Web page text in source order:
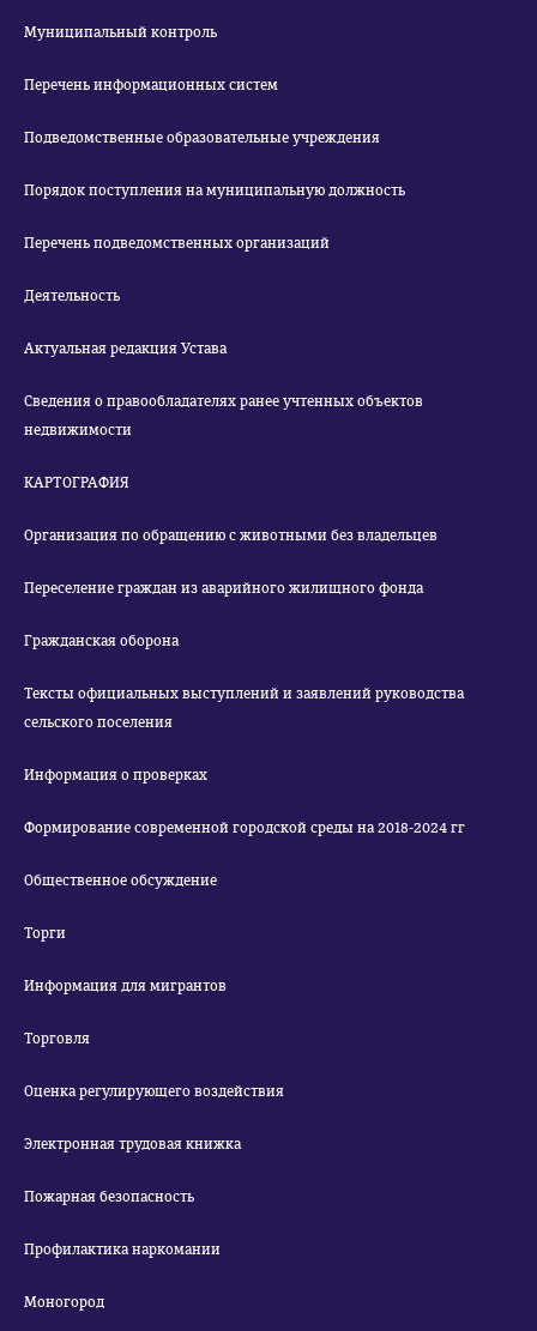
Муниципальный контроль
Перечень информационных систем
Подведомственные образовательные учреждения
Порядок поступления на муниципальную должность
Перечень подведомственных организаций
Деятельность
Актуальная редакция Устава
Сведения о правообладателях ранее учтенных объектов
недвижимости
КАРТОГРАФИЯ
Организация по обращению с животными без владельцев
Переселение граждан из аварийного жилищного фонда
Гражданская оборона
Тексты официальных выступлений и заявлений руководства
сельского поселения
Информация о проверках
Формирование современной городской среды на 2018-2024 гг
Общественное обсуждение
Торги
Информация для мигрантов
Торговля
Оценка регулирующего воздействия
Электронная трудовая книжка
Пожарная безопасность
Профилактика наркомании
Моногород